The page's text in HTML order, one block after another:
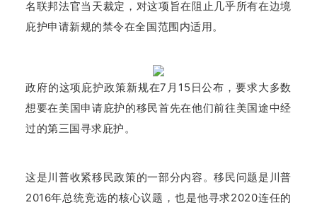
名联邦法官当天裁定，对这项旨在阻止几乎所有在边境
庇护申请新规的禁令在全国范围内适用。
政府的这项庇护政策新规在7月15日公布，要求大多数
想要在美国申请庇护的移民首先在他们前往美国途中经
过的第三国寻求庇护。
这是川普收紧移民政策的一部分内容。移民问题是川普
2016年总统竞选的核心议题，也是他寻求2020连任的